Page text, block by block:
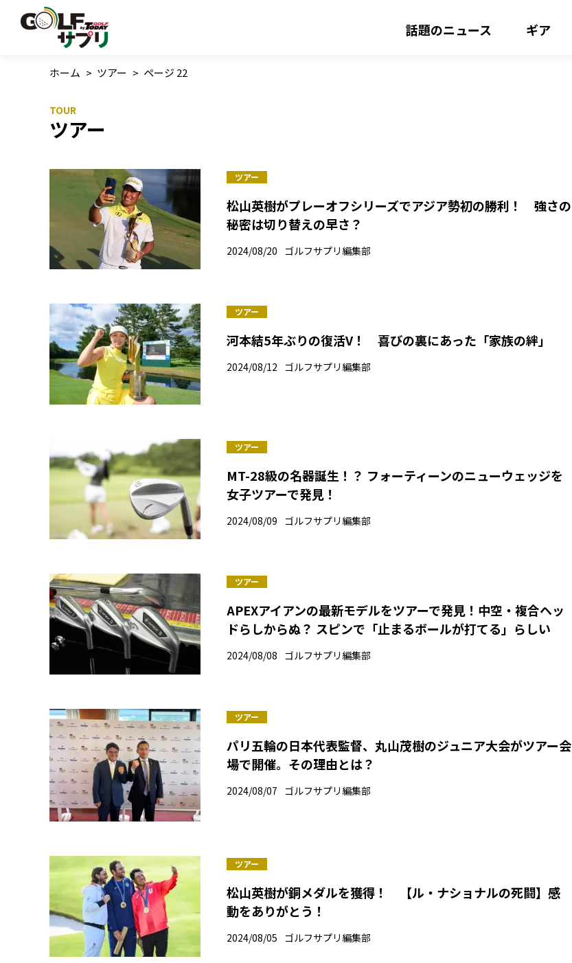
話題のニュース ギア
ホーム > ツアー > ページ 22
ツアー
ツアー
松山英樹がプレーオフシリーズでアジア勢初の勝利！ 強さの
秘密は切り替えの早さ？
2024/08/20 ゴルフサプリ編集部
ツアー
河本結5年ぶりの復活V！ 喜びの裏にあった「家族の絆」
2024/08/12 ゴルフサプリ編集部
ツアー
MT-28級の名器誕生！？ フォーティーンのニューウェッジを
女子ツアーで発見！
2024/08/09 ゴルフサプリ編集部
ツアー
APEXアイアンの最新モデルをツアーで発見！中空・複合ヘッ
ドらしからぬ？ スピンで「止まるボールが打てる」らしい
2024/08/08 ゴルフサプリ編集部
ツアー
パリ五輪の日本代表監督、丸山茂樹のジュニア大会がツアー会
場で開催。その理由とは？
2024/08/07 ゴルフサプリ編集部
ツアー
松山英樹が銅メダルを獲得！ 【ル・ナショナルの死闘】感
動をありがとう！
2024/08/05 ゴルフサプリ編集部